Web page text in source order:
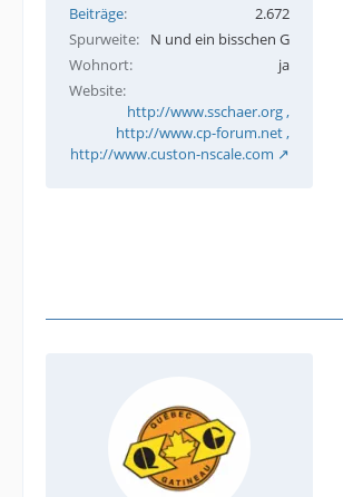
Beiträge
2.672
Spurweite
N und ein bisschen G
Wohnort
ja
Website
http://www.sschaer.org ,
http://www.cp-forum.net ,
http://www.custon-nscale.com